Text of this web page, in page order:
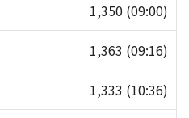
1,350 (09:00)
1,363 (09:16)
1,333 (10:36)